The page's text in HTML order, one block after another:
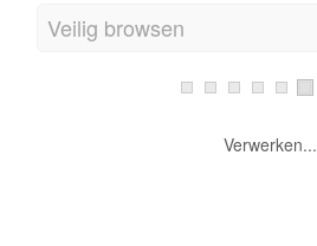
Veilig browsen
Verwerken...